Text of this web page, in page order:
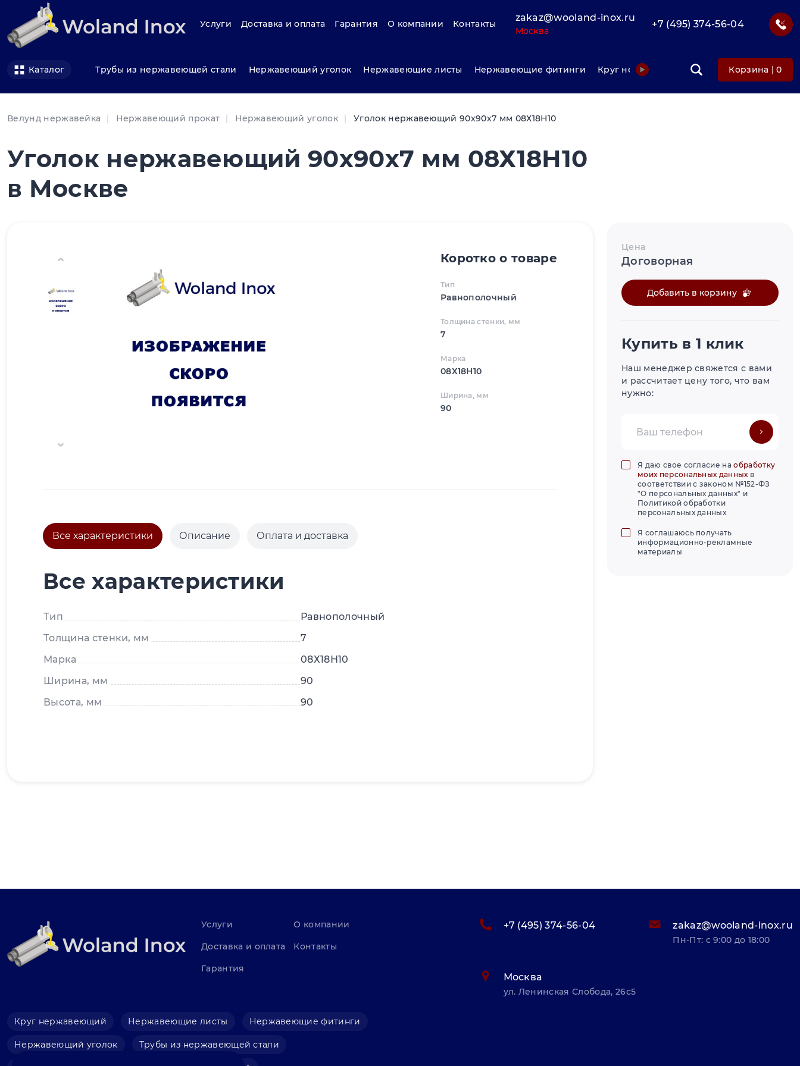
Услуги Доставка и оплата Гарантия О компании Контакты
zakaz@wooland-inox.ru
Москва
+7 (495) 374-56-04
Каталог Трубы из нержавеющей стали Нержавеющий уголок Нержавеющие листы Нержавеющие фитинги Круг нержавеющий ФольгаКорзина |0
Велунд нержавейка Нержавеющий прокат Нержавеющий уголок Уголок нержавеющий 90х90х7 мм 08Х18Н10
Уголок нержавеющий 90х90х7 мм 08Х18Н10
в Москве
Коротко о товаре
Тип
Равнополочный
Толщина стенки, мм
7
Марка
08Х18Н10
Ширина, мм
90
Все характеристики Описание Оплата и доставка
Все характеристики
Тип
Равнополочный
Толщина стенки, мм
7
Марка
08Х18Н10
Ширина, мм
90
Высота, мм
90
Цена
Договорная
Добавить в корзину
Купить в 1 клик
Наш менеджер свяжется с вами
и рассчитает цену того, что вам
нужно:
Я даю свое согласие наобработку
моих персональных данныхв
соответствии с законом №152-ФЗ
"О персональных данных" и
Политикой обработки
персональных данных
Я соглашаюсь получать
информационно-рекламные
материалы
Услуги
Доставка и оплата
Гарантия
О компании
Контакты
Круг нержавеющий Нержавеющие листы Нержавеющие фитинги
Нержавеющий уголок Трубы из нержавеющей стали
+7 (495) 374-56-04 zakaz@wooland-inox.ru
Пн-Пт: с 9:00 до 18:00
Москва
ул. Ленинская Слобода, 26с5